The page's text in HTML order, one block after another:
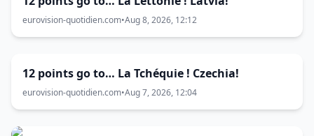
eurovision-quotidien.com•Aug 8, 2026, 12:12
12 points go to… La Tchéquie ! Czechia!
eurovision-quotidien.com•Aug 7, 2026, 12:04